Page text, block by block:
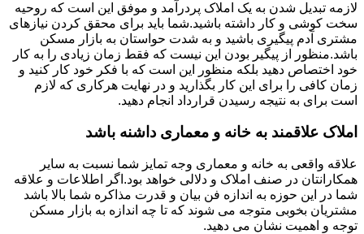
لازمه تبدیل شدن به یک املاک پردرآمد و موفق این است که روحیه
سخت کوشی و کار داشته باشید.شما باید برای محقق کردن نیازهای
مشتری آدم پیگیری باشید و به شدت حواستان به بازار مسکن
باشد.منظور از پیگیر بودن این نیست که فقط زمان زیادی را به کار
خود اختصاص دهید بلکه منظور این است که با فکر خود کار کنید و
زمان کافی را برای این کار بگذارید و در نهایت هرکاری که لازم
است برای به نتیجه رسیدن قرارداد انجام دهید.
املاک علاقمند به خانه و معماری داشنه باشد
علاقه واقعی به خانه و معماری وجه تمایز شما نسبت به سایر
همکارانتان در صنف املاک و دلالی خواهد بود.اگر اطلاعات و علاقه
شما در این حوزه به اندازه فن بیان و قدرت مذاکره شما بالا باشد
مشتریان بخوبی متوجه می شوند که تا چه اندازه به بازار مسکن
توجه و اهمیت نشان می دهید.